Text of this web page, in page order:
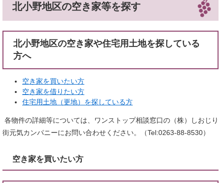
北小野地区の空き家等を探す
北小野地区の空き家や住宅用土地を探している
方へ
空き家を買いたい方
空き家を借りたい方
住宅用土地（更地）を探している方
各物件の詳細等については、ワンストップ相談窓口の（株）しおじり
街元気カンパニーにお問い合わせください。（Tel:0263-88-8530）
空き家を買いたい方​​​